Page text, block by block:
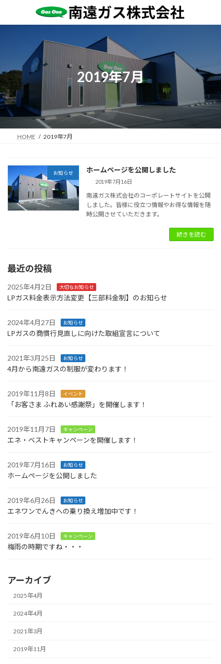
テ
キ
プ
ゲ
に
動
2019年7月
HOME 2019年7月
お知らせ ホームページを公開しました
2019年7月16日
南遠ガス株式会社のコーポレートサイトを公開
しました。皆様に役立つ情報やお得な情報を随
時公開させていただきます。
続きを読む
最近の投稿
2025年4月2日 大切なお知らせ
LPガス料金表示方法変更【三部料金制】のお知らせ
2024年4月27日 お知らせ
LPガスの商慣行見直しに向けた取組宣言について
2021年3月25日 お知らせ
4月から南遠ガスの制服が変わります！
2019年11月8日 イベント
「お客さま ふれあい感謝祭」を開催します！
2019年11月7日 キャンペーン
エネ・ベストキャンペーンを開催します！
2019年7月16日 お知らせ
ホームページを公開しました
2019年6月26日 お知らせ
エネワンでんきへの乗り換え増加中です！
2019年6月10日 キャンペーン
梅雨の時期ですね・・・
アーカイブ
2025年4月
2024年4月
2021年3月
2019年11月